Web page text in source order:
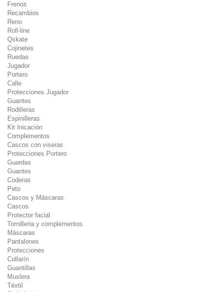
Frenos
Recambios
Reno
Roll-line
Qskate
Cojinetes
Ruedas
Jugador
Portero
Calle
Protecciones Jugador
Guantes
Rodilleras
Espinilleras
Kit Inicación
Complementos
Cascos con viseras
Protecciones Portero
Guardas
Guantes
Coderas
Peto
Cascos y Máscaras
Cascos
Protector facial
Tornilleria y complementos
Máscaras
Pantalones
Protecciones
Collarín
Guantillas
Muslera
Téxtil